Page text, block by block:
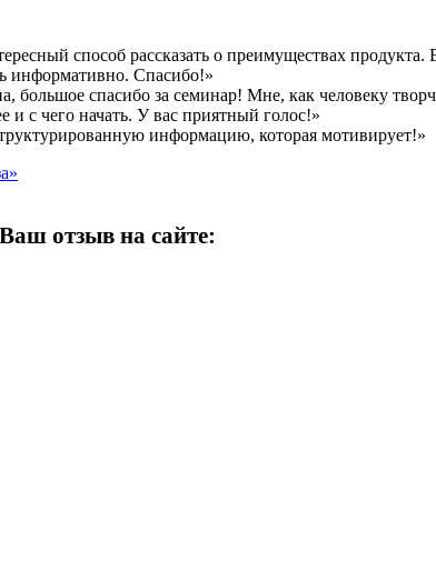
способ рассказать о преимуществах
информативно. Спасибо!»
спасибо за семинар! Мне, как человеку
с чего начать. У вас приятный голос!»
информацию, которая мотивирует!»
отзыв на сайте: